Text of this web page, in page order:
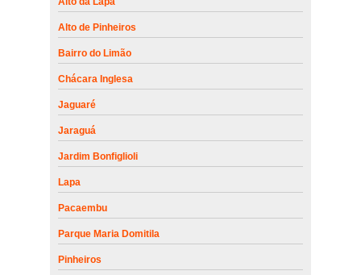
Alto de Pinheiros
Bairro do Limão
Chácara Inglesa
Jaguaré
Jaraguá
Jardim Bonfiglioli
Lapa
Pacaembu
Parque Maria Domitila
Pinheiros